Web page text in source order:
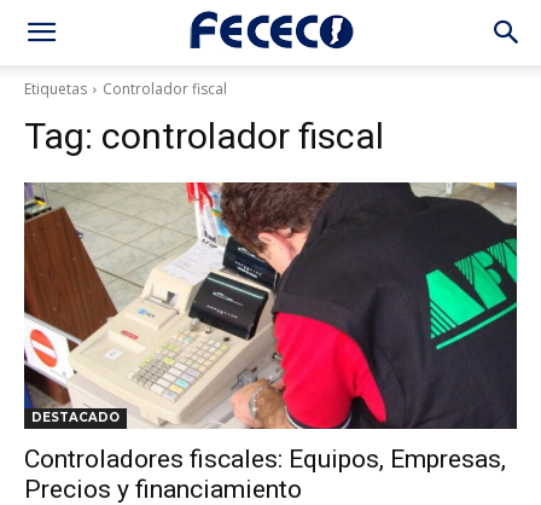
Etiquetas Controlador fiscal
Tag: controlador fiscal
DESTACADO
Controladores fiscales: Equipos, Empresas,
Precios y financiamiento